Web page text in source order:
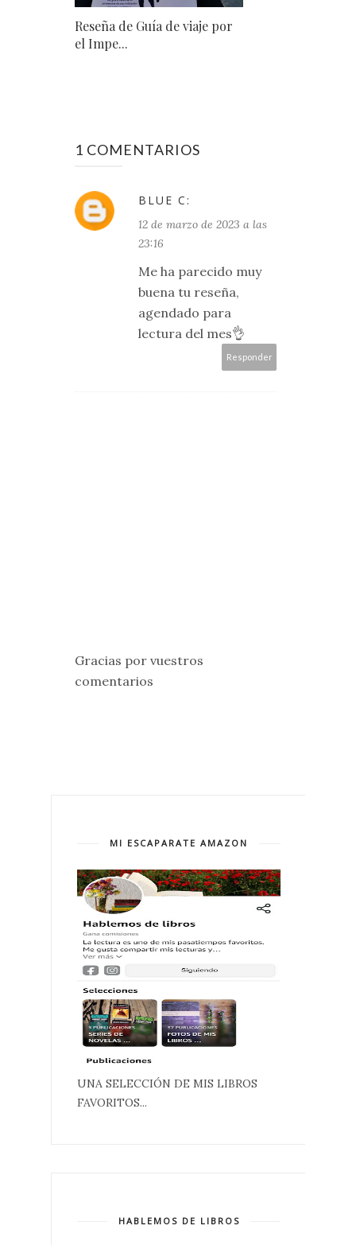
Reseña de Guía de viaje por
el Impe...
1 COMENTARIOS
BLUE C:
12 de marzo de 2023 a las
23:16
Me ha parecido muy
buena tu reseña,
agendado para
lectura del mes👌
Responder
Gracias por vuestros
comentarios
MI ESCAPARATE AMAZON
UNA SELECCIÓN DE MIS LIBROS
FAVORITOS...
HABLEMOS DE LIBROS